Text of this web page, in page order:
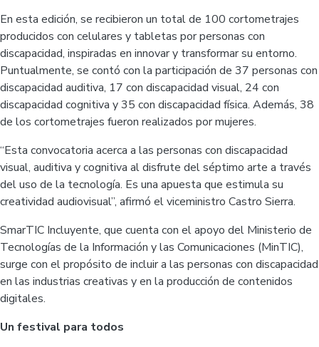
En esta edición, se recibieron un total de 100 cortometrajes
producidos con celulares y tabletas por personas con
discapacidad, inspiradas en innovar y transformar su entorno.
Puntualmente, se contó con la participación de 37 personas con
discapacidad auditiva, 17 con discapacidad visual, 24 con
discapacidad cognitiva y 35 con discapacidad física. Además, 38
de los cortometrajes fueron realizados por mujeres.
“Esta convocatoria acerca a las personas con discapacidad
visual, auditiva y cognitiva al disfrute del séptimo arte a través
del uso de la tecnología. Es una apuesta que estimula su
creatividad audiovisual”, afirmó el viceministro Castro Sierra.
SmarTIC Incluyente, que cuenta con el apoyo del Ministerio de
Tecnologías de la Información y las Comunicaciones (MinTIC),
surge con el propósito de incluir a las personas con discapacidad
en las industrias creativas y en la producción de contenidos
digitales.
Un festival para todos